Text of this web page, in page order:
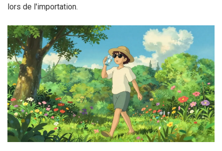
lors de l'importation.